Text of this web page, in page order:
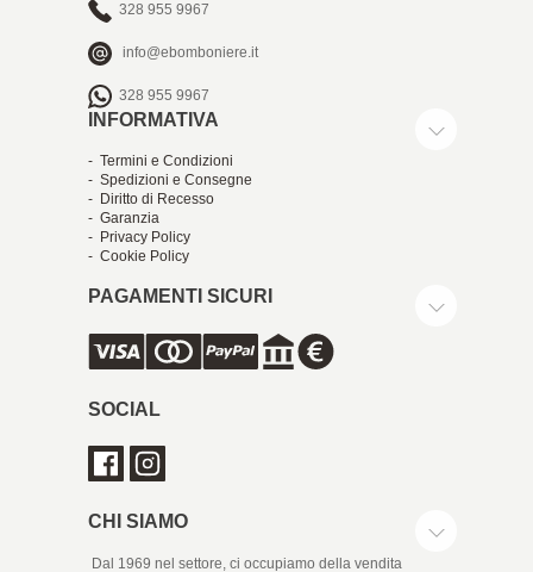
328 955 9967
info@ebomboniere.it
328 955 9967
INFORMATIVA
- Termini e Condizioni
- Spedizioni e Consegne
- Diritto di Recesso
- Garanzia
- Privacy Policy
- Cookie Policy
PAGAMENTI SICURI
SOCIAL
CHI SIAMO
Dal 1969 nel settore, ci occupiamo della vendita